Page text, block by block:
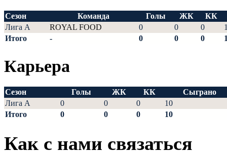
Сезон Команда Голы ЖК
КК
Лига А
ROYAL FOOD 0 0 0
Итого
- 0 0 0
Карьера
Сезон Голы ЖК КК
Сыграно
Лига А
0 0 0
10
Итого
0 0 0 10
Как с нами связаться